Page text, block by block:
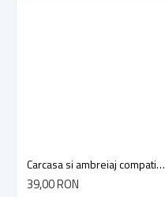
Carcasa si ambreiaj compatibila pentru drujba Stihl MS 170, MS 180, MS 210, MS 230, MS 250, 017, 018, 021, 023, 025 - rotita detasabila
39,00 RON